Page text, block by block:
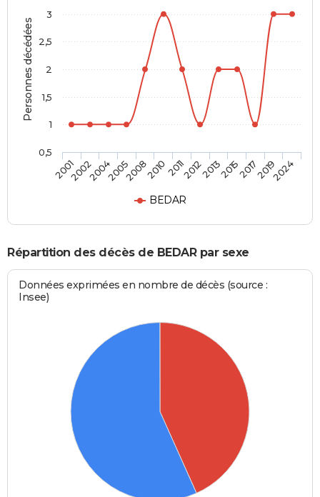
Personnes décédées
BEDAR
2001200220042005200820102011201220132015201720192024
0,5
1
1,5
2
2,5
3
Répartition des décès de BEDAR par sexe
Données exprimées en nombre de décès (source :
Insee)